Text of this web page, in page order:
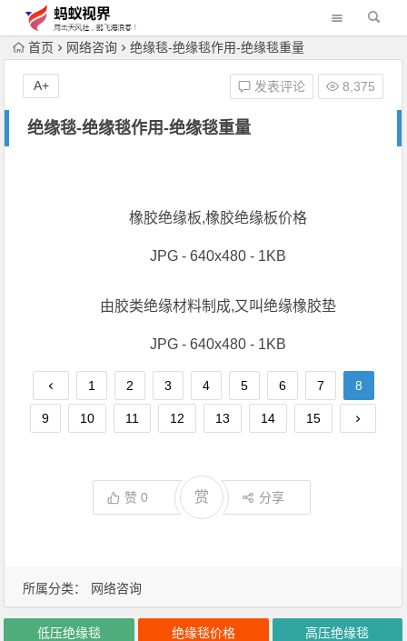
首页 网络咨询 绝缘毯-绝缘毯作用-绝缘毯重量
绝缘毯-绝缘毯作用-绝缘毯重量
发表评论 8,375
A+
所属分类： 网络咨询
橡胶绝缘板,橡胶绝缘板价格
JPG - 640x480 - 1KB
由胶类绝缘材料制成,又叫绝缘橡胶垫
JPG - 640x480 - 1KB
1 2 3 4 5 6 7 8
9 10 11 12 13 14 15
赞0 赏 分享
低压绝缘毯 绝缘毯价格 高压绝缘毯